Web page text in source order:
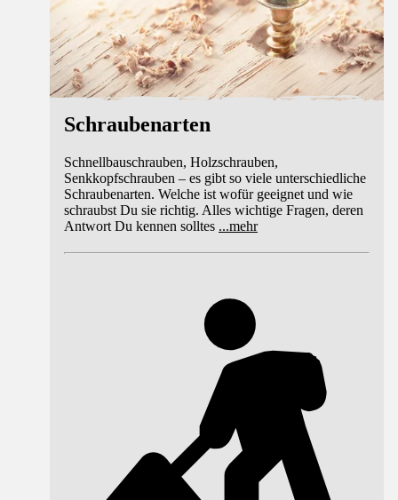
Schraubenarten
Schnellbauschrauben, Holzschrauben,
Senkkopfschrauben – es gibt so viele unterschiedliche
Schraubenarten. Welche ist wofür geeignet und wie
schraubst Du sie richtig. Alles wichtige Fragen, deren
Antwort Du kennen solltes ...mehr